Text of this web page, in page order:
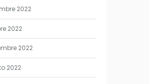
2022
2022
2022
2022